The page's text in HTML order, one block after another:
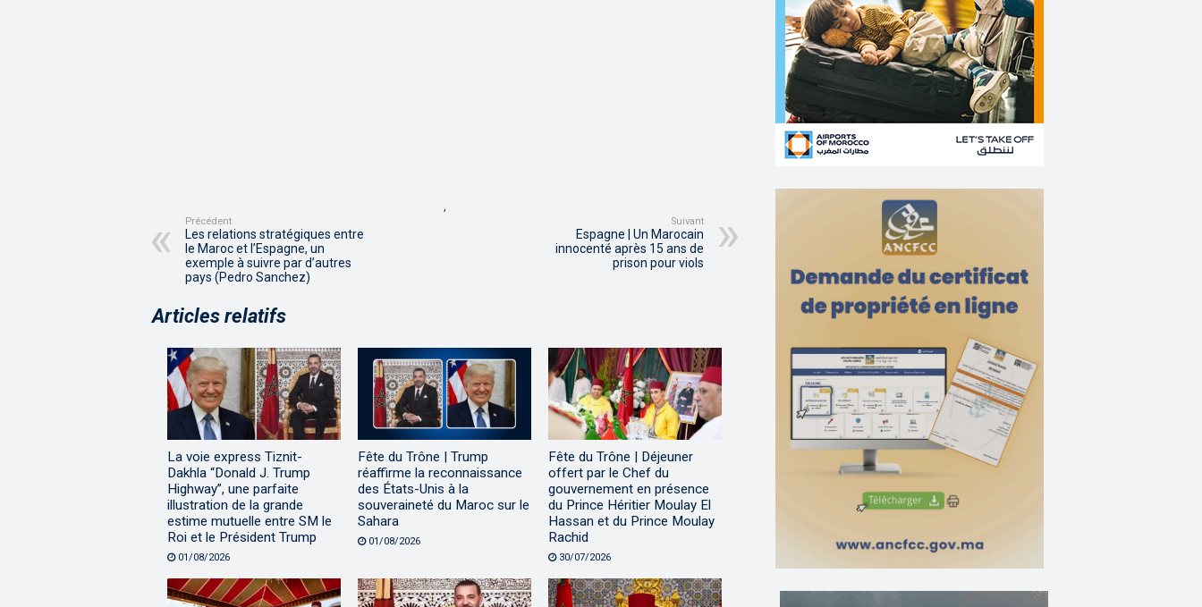
Précédent
Les relations stratégiques entre
le Maroc et l’Espagne, un
exemple à suivre par d’autres
pays (Pedro Sanchez)
Suivant
Espagne | Un Marocain
innocenté après 15 ans de
prison pour viols
Articles relatifs
La voie express Tiznit-
Dakhla “Donald J. Trump
Highway”, une parfaite
illustration de la grande
estime mutuelle entre SM le
Roi et le Président Trump
01/08/2026
Fête du Trône | Trump
réaffirme la reconnaissance
des États-Unis à la
souveraineté du Maroc sur le
Sahara
01/08/2026
Fête du Trône | Déjeuner
offert par le Chef du
gouvernement en présence
du Prince Héritier Moulay El
Hassan et du Prince Moulay
Rachid
30/07/2026